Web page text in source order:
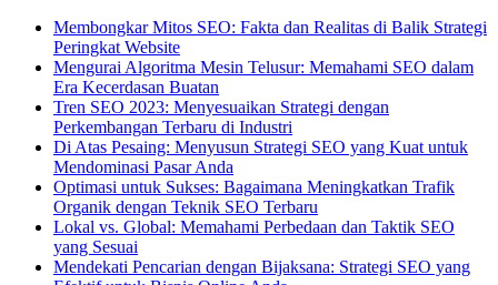
Membongkar Mitos SEO: Fakta dan Realitas di Balik Strategi
Peringkat Website
Mengurai Algoritma Mesin Telusur: Memahami SEO dalam
Era Kecerdasan Buatan
Tren SEO 2023: Menyesuaikan Strategi dengan
Perkembangan Terbaru di Industri
Di Atas Pesaing: Menyusun Strategi SEO yang Kuat untuk
Mendominasi Pasar Anda
Optimasi untuk Sukses: Bagaimana Meningkatkan Trafik
Organik dengan Teknik SEO Terbaru
Lokal vs. Global: Memahami Perbedaan dan Taktik SEO
yang Sesuai
Mendekati Pencarian dengan Bijaksana: Strategi SEO yang